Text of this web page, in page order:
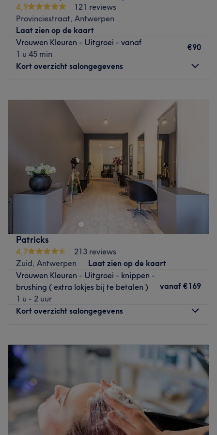
de perfecte behandeling. Ze zijn gespecialiseerd in
balayages highlights en Extensions ,
keratinebehandelingen, kleuren en ontkrullen. Daarnaast
kun je hier ook terecht voor het bleken van je tanden,
verschillende ontharingsbehandelingen. Handig om te
weten: dit salon is makkelijk bereikbaar met openbaar
4,9
121 reviews
Provinciestraat, Antwerpen
Laat zien op de kaart
Vrouwen Kleuren - Uitgroei - vanaf
1 u 45 min
€90
Kort overzicht salongegevens
18:00
10:00–
17:00
10:00
10:00
10:00
Zondag
Gesloten
Onze salon bevindt zich op de Plantin en Moretuslei,
centraal gelegen in Antwerpen. We zijn makkelijk
bereikbaar met het openbaar vervoer en er is voldoende
parkeergelegenheid in de buurt. De salon ligt op
wandelafstand van het station Antwerpen-Berchem en
dicht bij verschillende bushaltes en tramhaltes. Dankzij
onze centrale ligging zijn we vlot bereikbaar, zowel
vanuit het centrum van Antwerpen als vanuit de
omliggende gemeenten.
Go to venue
Patricks
4,7
213 reviews
Zuid, Antwerpen
Laat zien op de kaart
Vrouwen Kleuren - Uitgroei - knippen -
brushing ( extra lokjes bij te betalen )
1 u - 2 uur
vanaf €169
Kort overzicht salongegevens
Dinsdag
–16:00
Woensdag
09:00 –16:00
Donderdag
Vrijdag
Zaterdag
–16:00
Zondag
Gesloten
Bij kapsalon Patricks in Antwerpen ben je aan het juiste